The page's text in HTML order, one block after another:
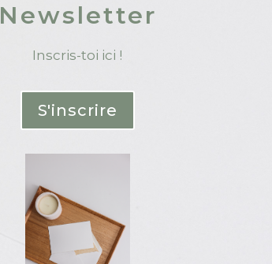
Newsletter
Inscris-toi ici !
S'inscrire